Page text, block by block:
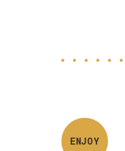
ENJOY